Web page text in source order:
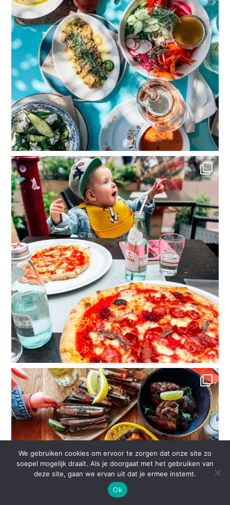
We gebruiken cookies om ervoor te zorgen dat onze site zo
soepel mogelijk draait. Als je doorgaat met het gebruiken van
deze site, gaan we ervan uit dat je ermee instemt.
Ok